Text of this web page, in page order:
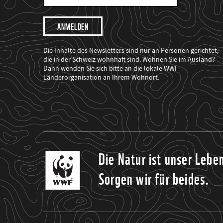
Mail
Adresse
Ich
möchte,
dass
der
WWF
mich
über
seine
Projekte
informiert.
Die Inhalte des Newsletters sind nur an Personen gerichtet,
die in der Schweiz wohnhaft sind. Wohnen Sie im Ausland?
Dann wenden Sie sich bitte an die lokale WWF-
Länderorganisation an Ihrem Wohnort.
Die Natur ist unser
Sorgen wir für beides.